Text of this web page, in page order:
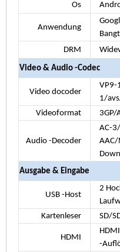
Os
Anwendung
DRM
Video & Audio -Codec
Video docoder
VP9-
1/
Videoformat
Audio -Decoder
AC-
AAC/
Ausgabe & Eingabe
USB -Host
2
Kartenleser
SD/
HDMI
HDMI
-